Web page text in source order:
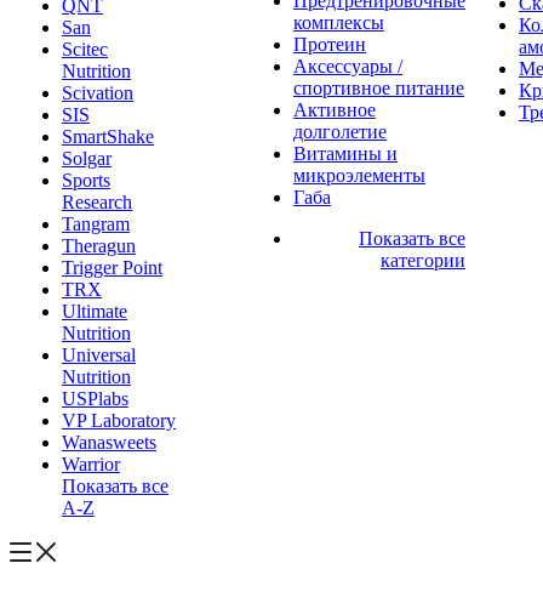
QNT
San
Scitec
Nutrition
Scivation
SIS
SmartShake
Solgar
Sports
Research
Tangram
Theragun
Trigger Point
TRX
Ultimate
Nutrition
Universal
Nutrition
USPlabs
VP Laboratory
Wanasweets
Warrior
Показать все
A-Z
комплексы
Протеин
Аксессуары /
спортивное питание
Активное
долголетие
Витамины и
микроэлементы
Габа
Показать все
категории